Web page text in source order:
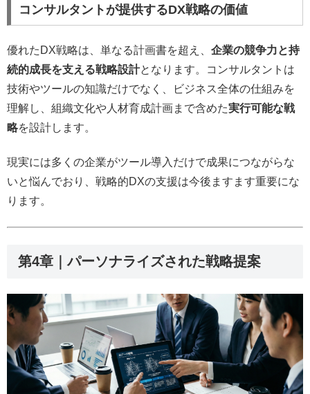
コンサルタントが提供するDX戦略の価値
優れたDX戦略は、単なる計画書を超え、 企業の競争力と持
続的成長を支える戦略設計となります。コンサルタントは
技術やツールの知識だけでなく、ビジネス全体の仕組みを
理解し、組織文化や人材育成計画まで含めた実行可能な戦
略を設計します。
現実には多くの企業がツール導入だけで成果につながらな
いと悩んでおり、戦略的DXの支援は今後ますます重要にな
ります。
第4章｜パーソナライズされた戦略提案